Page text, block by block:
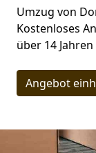
Umzug von
Kostenloses
über 14
Angebot